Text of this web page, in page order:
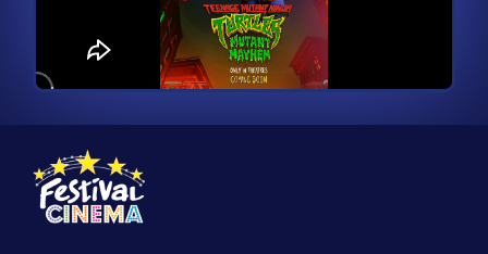
видео